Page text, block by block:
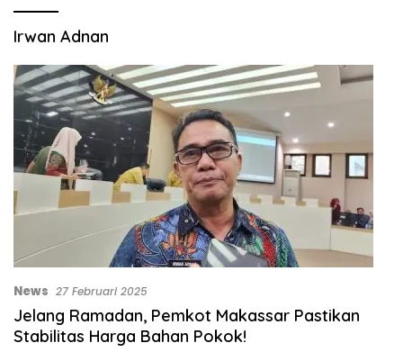
Irwan Adnan
News 27 Februari 2025
Jelang Ramadan, Pemkot Makassar Pastikan
Stabilitas Harga Bahan Pokok!